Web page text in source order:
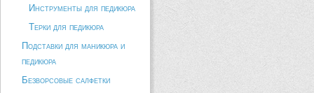
Инструменты для педикюра
Терки для педикюра
Подставки для маникюра и
педикюра
Безворсовые салфетки